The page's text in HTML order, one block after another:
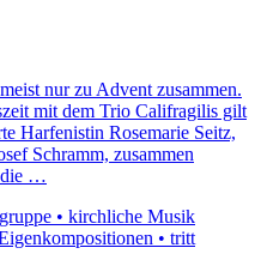
nur zu Advent zusammen.
mit dem Trio Califragilis gilt
Harfenistin Rosemarie Seitz,
Schramm, zusammen
die …
• kirchliche Musik
• tritt